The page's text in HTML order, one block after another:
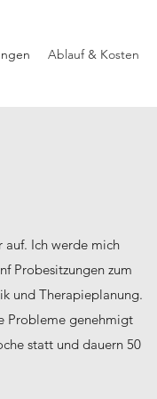
Ablauf & Kosten
auf. Ich werde mich
Probesitzungen zum
und Therapieplanung.
Probleme genehmigt
statt und dauern 50